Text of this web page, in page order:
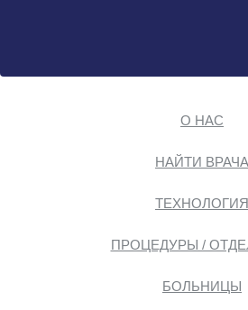
О НАС
НАЙТИ ВРАЧА
ТЕХНОЛОГИЯ
ПРОЦЕДУРЫ /
БОЛЬНИЦЫ